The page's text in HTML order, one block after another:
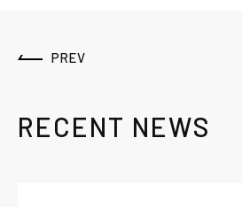
PREV
RECENT NEWS